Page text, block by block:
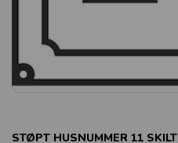
STØPT HUSNUMMER 11 SKILT